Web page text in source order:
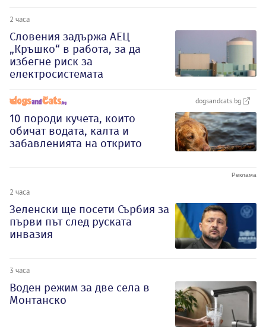
2 часа
Словения задържа АЕЦ
„Кръшко“ в работа, за да
избегне риск за
електросистемата
dogsandcats.bg
10 породи кучета, които
обичат водата, калта и
забавленията на открито
2 часа
Зеленски ще посети Сърбия за
първи път след руската
инвазия
3 часа
Воден режим за две села в
Монтанско